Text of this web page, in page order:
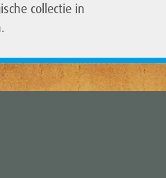
collectie in